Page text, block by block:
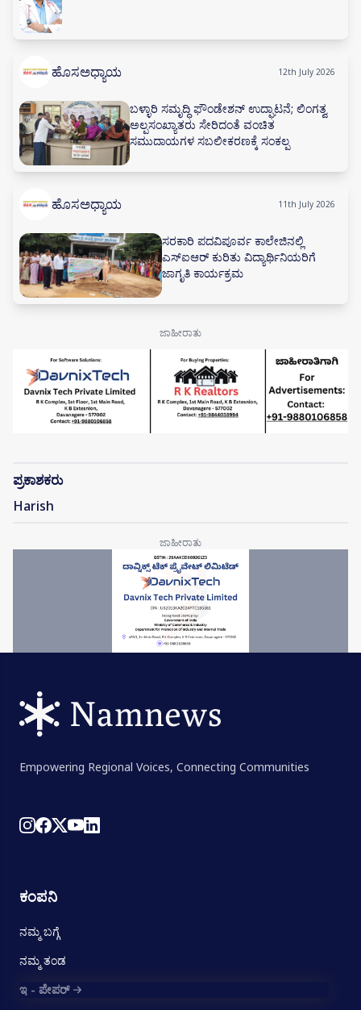
ಹೊಸಅಧ್ಯಾಯ 12th July 2026
ಬಳ್ಳಾರಿ ಸಮೃದ್ಧಿ ಫೌಂಡೇಶನ್ ಉದ್ಘಾಟನೆ; ಲಿಂಗತ್ವ
ಅಲ್ಪಸಂಖ್ಯಾತರು ಸೇರಿದಂತೆ ವಂಚಿತ
ಸಮುದಾಯಗಳ ಸಬಲೀಕರಣಕ್ಕೆ ಸಂಕಲ್ಪ
ಹೊಸಅಧ್ಯಾಯ 11th July 2026
ಸರಕಾರಿ ಪದವಿಪೂರ್ವ ಕಾಲೇಜಿನಲ್ಲಿ
ಎಸ್‌ಐಆರ್ ಕುರಿತು ವಿದ್ಯಾರ್ಥಿನಿಯರಿಗೆ
ಜಾಗೃತಿ ಕಾರ್ಯಕ್ರಮ
ಪ್ರಕಾಶಕರು
Harish
Empowering Regional Voices, Connecting Communities
ಕಂಪನಿ
ನಮ್ಮ ಬಗ್ಗೆ
ನಮ್ಮ ತಂಡ
ಇ - ಪೇಪರ್